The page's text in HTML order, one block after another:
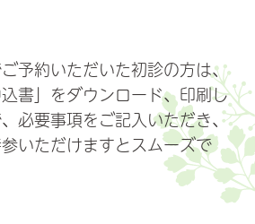
予約いただいた初診の方は、
込書」をダウンロード、印刷し
必要事項をご記入いただき、
いただけますとスムーズで